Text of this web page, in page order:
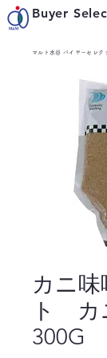
Buyer
マルト水谷 バイヤーセレク
カニ
ト カ
300G